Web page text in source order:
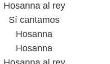
Hosanna al rey
Sí cantamos
Hosanna
Hosanna